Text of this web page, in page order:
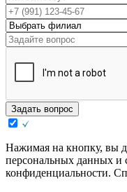
Задать вопрос
Нажимая на кнопку, вы
персональных данных и
конфиденциальности.